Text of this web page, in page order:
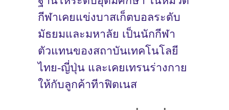
กีฬาเคยแข่งบาสเก็ตบอลระดับ
มัธยมและมหาลัย เป็นนักกีฬา
ตัวแทนของสถาบันเทคโนโลยี
ไทย-ญี่ปุ่น และเคยเทรนร่างกาย
ให้กับลูกค้าทีาฟิตเนส